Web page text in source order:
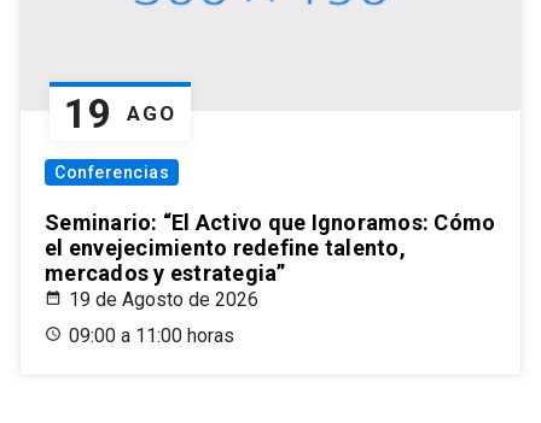
19 AGO
Conferencias
Seminario: “El Activo que Ignoramos: Cómo
el envejecimiento redefine talento,
mercados y estrategia”
19 de Agosto de 2026
09:00 a 11:00 horas